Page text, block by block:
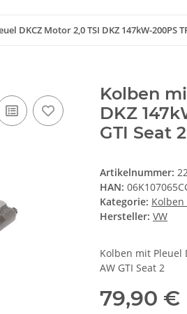
DKCZ Motor 2,0 TSI DKZ 147kW-200PS
Kolben
DKZ
GTI Seat 2
Artikelnummer:
HAN:
Kategorie:
Hersteller: VW
Kolben mit Pleuel
AW GTI Seat 2
79,90 €